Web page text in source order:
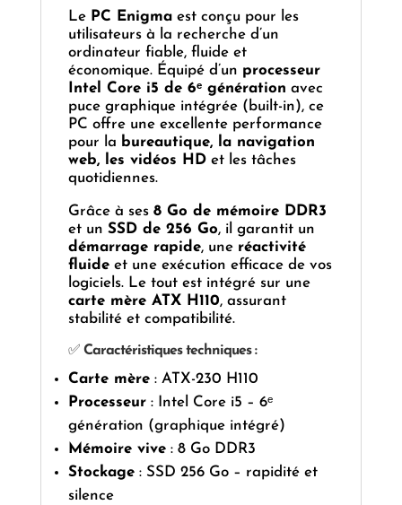
Le PC Enigmaest conçu pour les
utilisateurs à la recherche d’un
ordinateur fiable, fluide et
économique. Équipé d’un processeur
Intel Core i5 de 6ᵉ génération avec
puce graphique intégrée (built-in), ce
PC offre une excellente performance
pour la bureautique, la navigation
web, les vidéos HDet les tâches
quotidiennes.
Grâce à ses 8 Go de mémoire DDR3
et un SSD de 256 Go, il garantit un
démarrage rapide, une réactivité
fluideet une exécution efficace de vos
logiciels. Le tout est intégré sur une
carte mère ATX H110, assurant
stabilité et compatibilité.
✅ Caractéristiques techniques :
Carte mère: ATX-230 H110
Processeur: Intel Core i5 – 6ᵉ
génération (graphique intégré)
Mémoire vive: 8 Go DDR3
Stockage: SSD 256 Go – rapidité et
silence